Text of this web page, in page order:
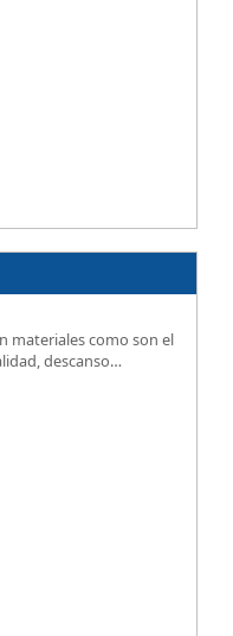
materiales como son el
descanso